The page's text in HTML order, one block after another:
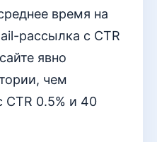
время на
рассылка с CTR
явно
чем
CTR 0.5% и 40